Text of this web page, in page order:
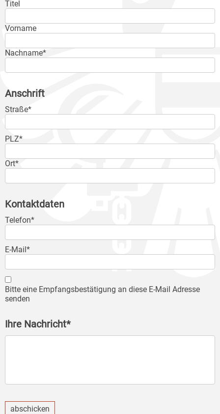
Titel
Vorname
Nachname*
Anschrift
Straße*
PLZ*
Ort*
Kontaktdaten
Telefon*
E-Mail*
Bitte eine Empfangsbestätigung an diese E-Mail Adresse
senden
Ihre Nachricht*
abschicken